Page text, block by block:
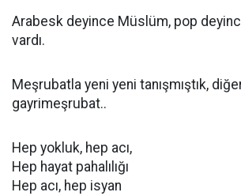
Arabesk deyince Müslüm, pop
vardı.
Meşrubatla yeni yeni tanışmıştık,
gayrimeşrubat..
Hep yokluk, hep acı,
Hep hayat pahalılığı
Hep acı, hep isyan